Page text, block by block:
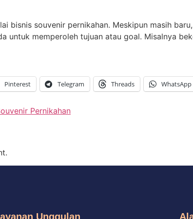
bisnis souvenir pernikahan. Meskipun masih
untuk memperoleh tujuan atau goal. Misalnya
Pinterest Telegram Threads WhatsApp
Pernikahan
Unggulan